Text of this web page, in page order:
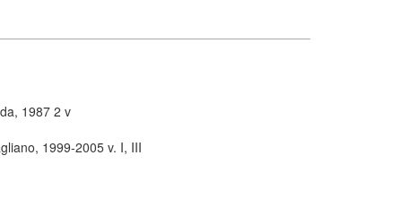
1987 2 v
1999-2005 v. I, III